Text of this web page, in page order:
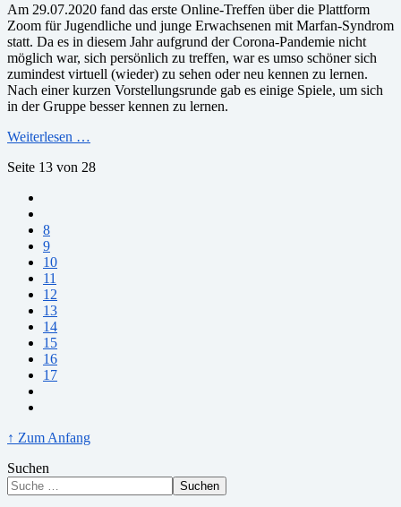
Am 29.07.2020 fand das erste Online-Treffen über die Plattform
Zoom für Jugendliche und junge Erwachsenen mit Marfan-Syndrom
statt. Da es in diesem Jahr aufgrund der Corona-Pandemie nicht
möglich war, sich persönlich zu treffen, war es umso schöner sich
zumindest virtuell (wieder) zu sehen oder neu kennen zu lernen.
Nach einer kurzen Vorstellungsrunde gab es einige Spiele, um sich
in der Gruppe besser kennen zu lernen.
Weiterlesen …
Seite 13 von 28
8
9
10
11
12
13
14
15
16
17
↑ Zum Anfang
Suchen
Suchen